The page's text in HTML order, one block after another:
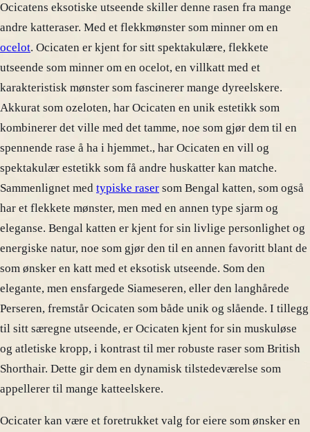
Ocicatens eksotiske utseende skiller denne rasen fra mange
andre katteraser. Med et flekkmønster som minner om en
ocelot. Ocicaten er kjent for sitt spektakulære, flekkete
utseende som minner om en ocelot, en villkatt med et
karakteristisk mønster som fascinerer mange dyreelskere.
Akkurat som ozeloten, har Ocicaten en unik estetikk som
kombinerer det ville med det tamme, noe som gjør dem til en
spennende rase å ha i hjemmet., har Ocicaten en vill og
spektakulær estetikk som få andre huskatter kan matche.
Sammenlignet med typiske raser som Bengal katten, som også
har et flekkete mønster, men med en annen type sjarm og
eleganse. Bengal katten er kjent for sin livlige personlighet og
energiske natur, noe som gjør den til en annen favoritt blant de
som ønsker en katt med et eksotisk utseende. Som den
elegante, men ensfargede Siameseren, eller den langhårede
Perseren, fremstår Ocicaten som både unik og slående. I tillegg
til sitt særegne utseende, er Ocicaten kjent for sin muskuløse
og atletiske kropp, i kontrast til mer robuste raser som British
Shorthair. Dette gir dem en dynamisk tilstedeværelse som
appellerer til mange katteelskere.
Ocicater kan være et foretrukket valg for eiere som ønsker en